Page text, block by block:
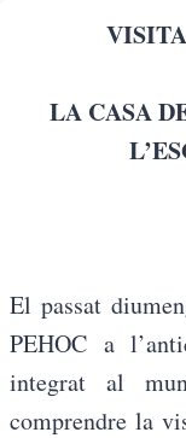
LA CASA
El passat
PEHOC a
integrat al
comprendre la